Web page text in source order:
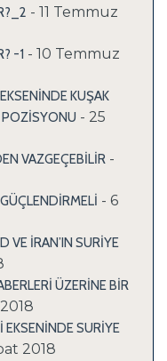
- 11 Temmuz
-1 - 10 Temmuz
KUŞAK
POZİSYONU - 25
VAZGEÇEBİLİR -
- 6
VE İRAN’IN SURİYE
ÜZERİNE BİR
SURİYE
2018